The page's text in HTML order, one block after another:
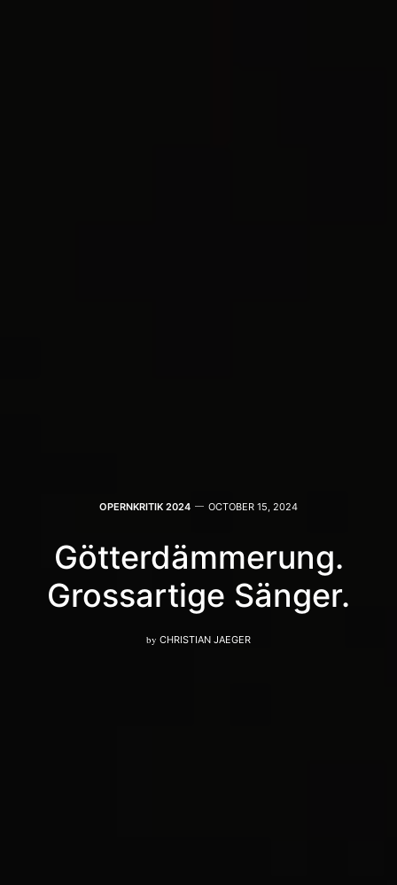
OPERNKRITIK 2024 OCTOBER 15, 2024
Götterdämmerung.
Grossartige Sänger.
by CHRISTIAN JAEGER